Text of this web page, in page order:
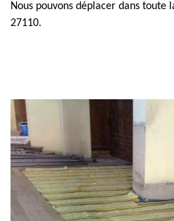
Nous pouvons déplacer dans toute
27110.